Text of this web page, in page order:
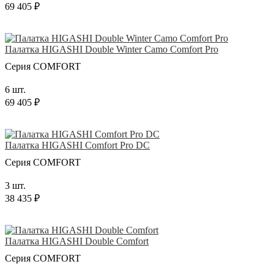
69 405 ₽
Палатка HIGASHI Double Winter Camo Comfort Pro
Серия COMFORT
6 шт.
69 405 ₽
Палатка HIGASHI Comfort Pro DC
Серия COMFORT
3 шт.
38 435 ₽
Палатка HIGASHI Double Comfort
Серия COMFORT